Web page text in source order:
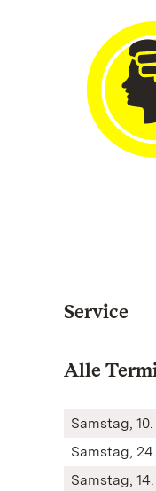
Service
Alle
Samstag,
Samstag,
Samstag,